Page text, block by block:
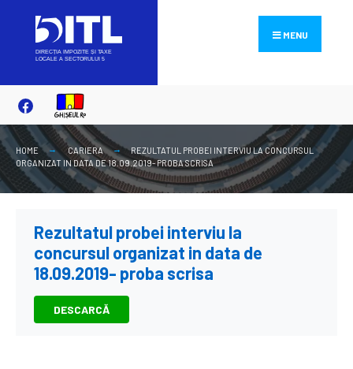
content
MENU
HOME CARIERA
REZULTATUL PROBEI INTERVIU LA CONCURSUL
ORGANIZAT IN DATA DE 18.09.2019- PROBA SCRISA
Rezultatul probei interviu la
concursul organizat in data de
18.09.2019- proba scrisa
DESCARCĂ
for: